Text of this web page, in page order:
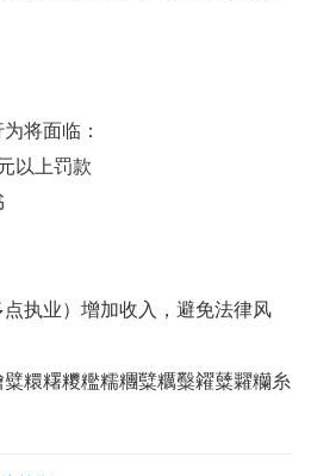
将面临：
以上罚款
执业）增加收入，避免法律风
糫糬糭糮糯糰糱糲糳糴糵糶糷糸